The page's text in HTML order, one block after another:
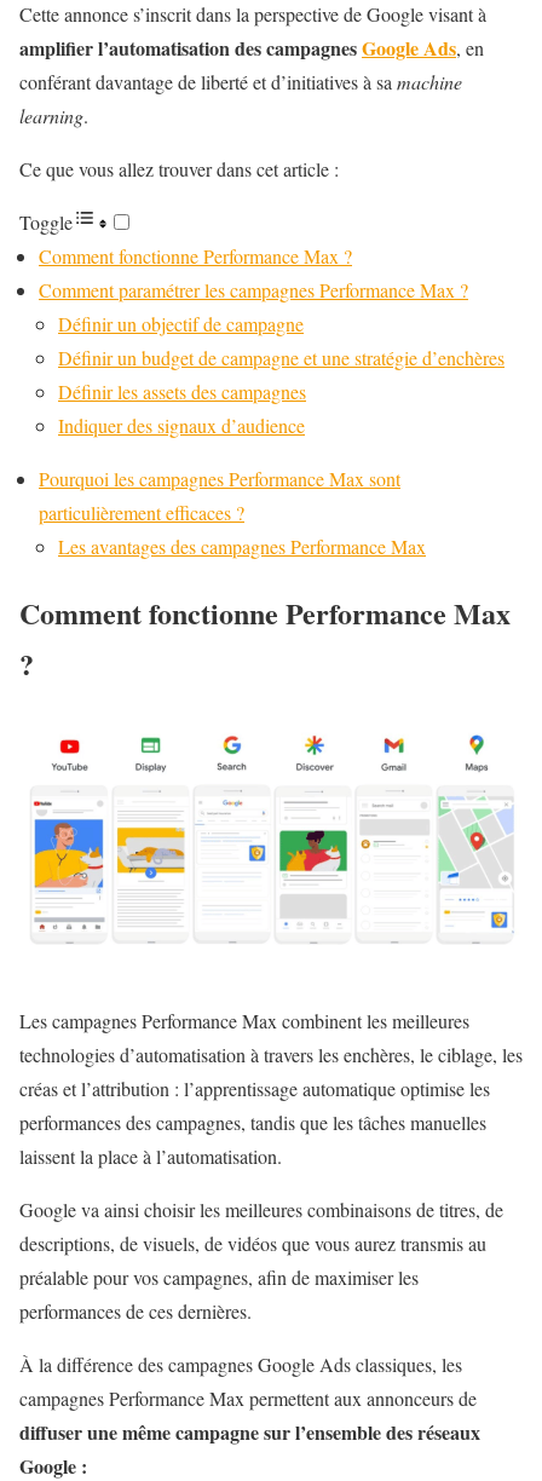
Cette annonce s’inscrit dans la perspective de Google visant à
amplifier l’automatisation des campagnesGoogle Ads, en
conférant davantage de liberté et d’initiatives à sa machine
learning.
Ce que vous allez trouver dans cet article :
Toggle
Comment fonctionne Performance Max ?
Comment paramétrer les campagnes Performance Max ?
Définir un objectif de campagne
Définir un budget de campagne et une stratégie d’enchères
Définir les assets des campagnes
Indiquer des signaux d’audience
Pourquoi les campagnes Performance Max sont
particulièrement efficaces ?
Les avantages des campagnes Performance Max
Comment fonctionne Performance Max
?
Les campagnes Performance Max combinent les meilleures
technologies d’automatisation à travers les enchères, le ciblage, les
créas et l’attribution : l’apprentissage automatique optimise les
performances des campagnes, tandis que les tâches manuelles
laissent la place à l’automatisation.
Google va ainsi choisir les meilleures combinaisons de titres, de
descriptions, de visuels, de vidéos que vous aurez transmis au
préalable pour vos campagnes, afin de maximiser les
performances de ces dernières.
À la différence des campagnes Google Ads classiques, les
campagnes Performance Max permettent aux annonceurs de
diffuser une même campagne sur l’ensemble des réseaux
Google :